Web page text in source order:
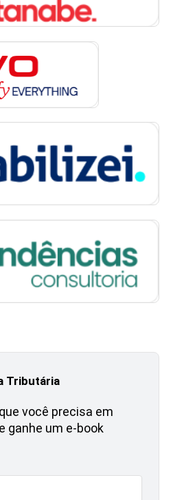
Tributária
você precisa em
ganhe um e-book